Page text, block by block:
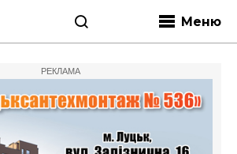
Меню
РЕКЛАМА